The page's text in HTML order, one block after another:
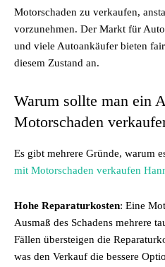
Motorschaden zu verkaufen,
vorzunehmen. Der Markt für
und viele Autoankäufer bieten
diesem Zustand an.
Warum sollte man ein
Motorschaden
Es gibt mehrere Gründe, warum
mit Motorschaden verkaufen
Hohe Reparaturkosten: Eine
Ausmaß des Schadens mehrere
Fällen übersteigen die
was den Verkauf die bessere